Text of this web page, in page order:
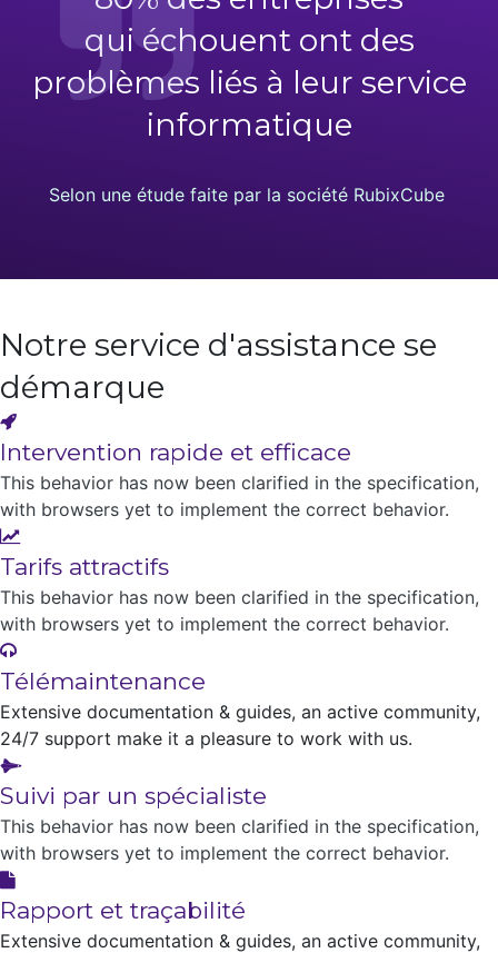
qui échouent ont des
problèmes liés à leur service
informatique
Selon une étude faite par la société RubixCube
Notre service d'assistance se
démarque
Intervention rapide et efficace
This behavior has now been clarified in the specification,
with browsers yet to implement the correct behavior.
Tarifs attractifs
This behavior has now been clarified in the specification,
with browsers yet to implement the correct behavior.
Télémaintenance
Extensive documentation & guides, an active community,
24/7 support make it a pleasure to work with us.
Suivi par un spécialiste
This behavior has now been clarified in the specification,
with browsers yet to implement the correct behavior.
Rapport et traçabilité
Extensive documentation & guides, an active community,